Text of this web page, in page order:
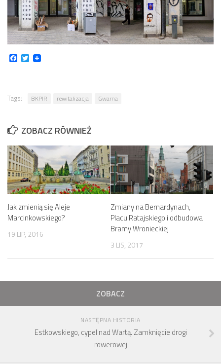
Facebook
Twitter
Tags: BKPIR rewitalizacja Gwarna
ZOBACZ RÓWNIEŻ
Jak zmienią się Aleje
Marcinkowskiego?
19 LIP, 2016
Zmiany na Bernardynach,
Placu Ratajskiego i odbudowa
Bramy Wronieckiej
3 LIS, 2017
ZOBACZ
NASTĘPNA HISTORIA
Estkowskiego, cypel nad Wartą. Zamknięcie drogi
rowerowej